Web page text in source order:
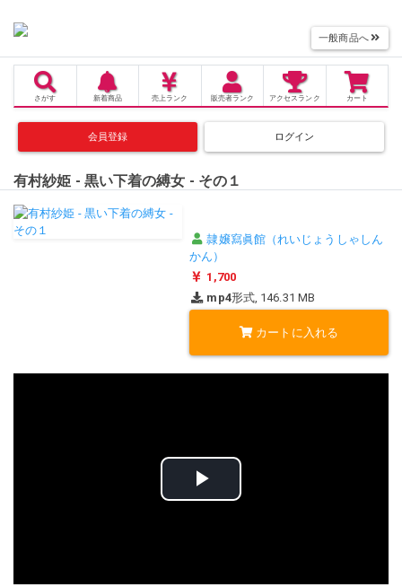
一般商品へ
さがす 新着商品 売上 ランク 販売者ランク アクセス ランク カート
会員登録 ログイン
有村紗姫 - 黒い下着の縛女 - その１
隷嬢寫眞館（れいじょうしゃしん
かん）
1,700
mp4形式, 146.31 MB
カートに入れる
ビ
オ